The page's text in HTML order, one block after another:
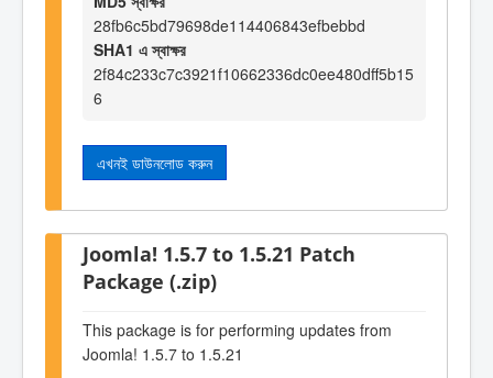
28fb6c5bd79698de114406843efbebbd
SHA1 এ স্বাক্ষর
2f84c233c7c3921f10662336dc0ee480dff5b15
6
এখনই ডাউনলোড করুন
Joomla! 1.5.7 to 1.5.21 Patch
Package (.zip)
This package is for performing updates from
Joomla! 1.5.7 to 1.5.21